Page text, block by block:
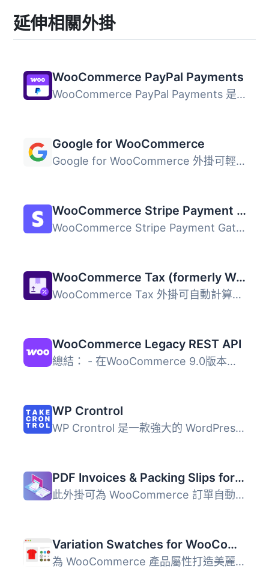
延伸相關外掛
WooCommerce PayPal Payments
WooCommerce PayPal Payments 是一個全方位解決方案，幫助商...
Google for WooCommerce
Google for WooCommerce 外掛可輕鬆將您的 WooCommerce 產品...
WooCommerce Stripe Payment Gateway
WooCommerce Stripe Payment Gateway 外掛提供最佳化的結帳體...
WooCommerce Tax (formerly WooCommerce Shipping & Tax)
WooCommerce Tax 外掛可自動計算並收取銷售稅，簡化商店的稅...
WooCommerce Legacy REST API
總結： - 在WooCommerce 9.0版本起，Legacy REST API將不再是...
WP Crontrol
WP Crontrol 是一款強大的 WordPress 外掛，讓使用者能夠全面...
PDF Invoices & Packing Slips for WooCommerce
此外掛可為 WooCommerce 訂單自動產生 PDF 或 XML 格式的發票...
Variation Swatches for WooCommerce
為 WooCommerce 產品屬性打造美麗的顏色、圖片和按鈕變化的樣...